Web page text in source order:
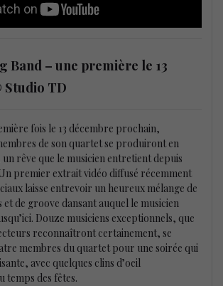
Band – une première le 13
Studio TD
fois le 13 décembre prochain,
de son quartet se produiront en
rêve que le musicien entretient depuis
premier extrait vidéo diffusé récemment
laisse entrevoir un heureux mélange de
de groove dansant auquel le musicien
Douze musiciens exceptionnels, que
reconnaîtront certainement, se
membres du quartet pour une soirée qui
avec quelques clins d’oeil
temps des fêtes.